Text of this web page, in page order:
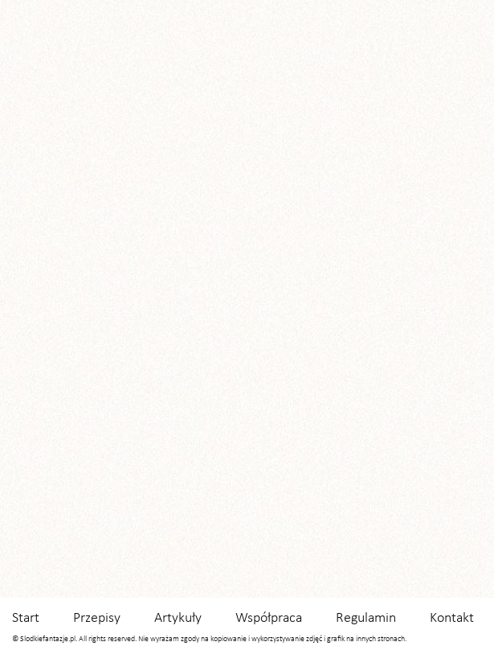
Start Przepisy Artykuły Współpraca Regulamin Kontakt
© Slodkiefantazje.pl. All rights reserved. Nie wyrażam zgody na kopiowanie i wykorzystywanie zdjęć i grafik na innych stronach.